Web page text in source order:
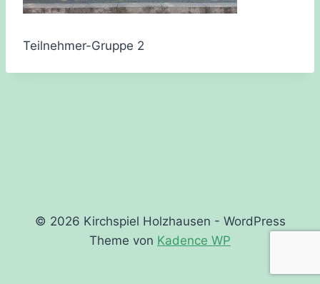
Teilnehmer-Gruppe 2
© 2026 Kirchspiel Holzhausen - WordPress
Theme von Kadence WP